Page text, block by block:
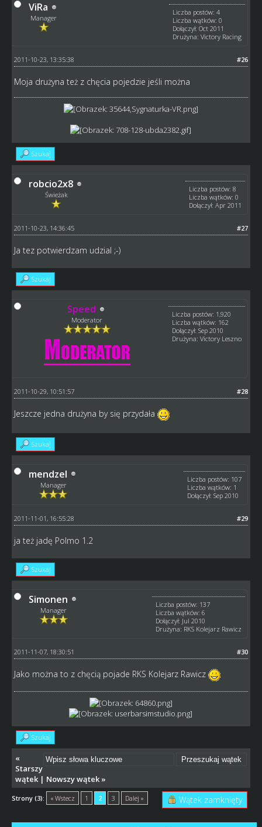
ViRa
Manager
Liczba postów: 4
Liczba wątków: 0
Dołączył: Oct 2011
Drużyna: Victory Racing
#26
2011-10-23, 13:35:38
Moja drużyna też z chęcia pojedzie jeśli można
Szukaj
robcio2x8
Świeżak
Liczba postów: 8
Liczba wątków: 0
Dołączył: Apr 2011
#27
2011-10-23, 14:36:45
Ja tez potwierdzam udzial ;-)
Szukaj
Speed
Moderator
Liczba postów: 1,920
Liczba wątków: 162
Dołączył: Sep 2010
Drużyna: Victory Leszno
#28
2011-10-29, 10:51:57
Jeszcze jedna drużyna by się przydała
Szukaj
mendzel
Manager
Liczba postów: 107
Liczba wątków: 1
Dołączył: Sep 2010
#29
2011-11-01, 16:55:28
ja też jadę Polmo 1.2
Szukaj
Simonen
Manager
Liczba postów: 137
Liczba wątków: 6
Dołączył: Jul 2010
Drużyna: RKS Kolejarz Rawicz
#30
2011-11-07, 18:30:51
Jako można to z chęcią pojade RKS Kolejarz Rawicz
Szukaj
«
Starszy
wątek| Nowszy wątek»
Strony (3): « Wstecz 1 2 3 Dalej » Wątek zamknięty